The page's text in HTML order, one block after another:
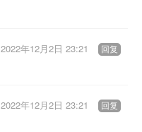
2022年12月2日 23:21 回复
2022年12月2日 23:21 回复